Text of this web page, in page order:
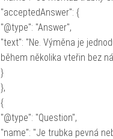
"acceptedAnswer": {
"@type": "Answer",
"text": "Ne. Výměna je
během několika vteřin bez
}
},
{
"@type": "Question",
"name": "Je trubka pevná